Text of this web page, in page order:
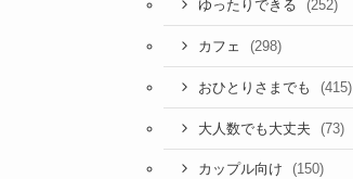
ゆったりできる (252)
カフェ (298)
おひとりさまでも (415)
大人数でも大丈夫 (73)
カップル向け (150)